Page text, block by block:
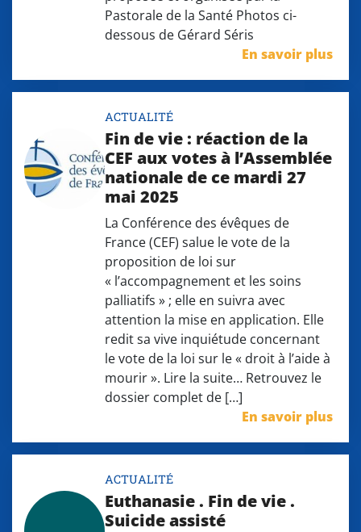
Pastorale de la Santé Photos ci-
dessous de Gérard Séris
En savoir plus
ACTUALITÉ
Fin de vie : réaction de la
CEF aux votes à l’Assemblée
nationale de ce mardi 27
mai 2025
La Conférence des évêques de
France (CEF) salue le vote de la
proposition de loi sur
« l’accompagnement et les soins
palliatifs » ; elle en suivra avec
attention la mise en application. Elle
redit sa vive inquiétude concernant
le vote de la loi sur le « droit à l’aide à
mourir ». Lire la suite… Retrouvez le
dossier complet de […]
En savoir plus
ACTUALITÉ
Euthanasie . Fin de vie .
Suicide assisté